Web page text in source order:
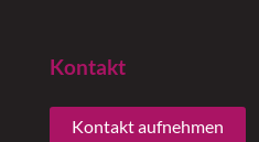
Kontakt
Kontakt aufnehmen